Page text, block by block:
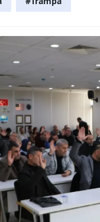
Mardin
Muğla
Muş
Niğde